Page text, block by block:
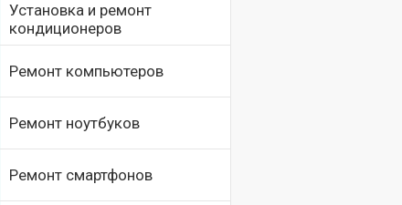
Установка и ремонт
кондиционеров
Ремонт компьютеров
Ремонт ноутбуков
Ремонт смартфонов